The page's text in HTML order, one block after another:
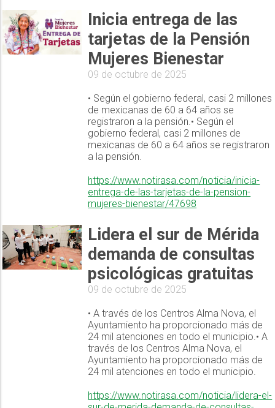
Inicia entrega de las
tarjetas de la Pensión
Mujeres Bienestar
09 de octubre de 2025
• Según el gobierno federal, casi 2 millones
de mexicanas de 60 a 64 años se
registraron a la pensión.• Según el
gobierno federal, casi 2 millones de
mexicanas de 60 a 64 años se registraron
a la pensión.
https://www.notirasa.com/noticia/inicia-
entrega-de-las-tarjetas-de-la-pension-
mujeres-bienestar/47698
Lidera el sur de Mérida
demanda de consultas
psicológicas gratuitas
09 de octubre de 2025
• A través de los Centros Alma Nova, el
Ayuntamiento ha proporcionado más de
24 mil atenciones en todo el municipio.• A
través de los Centros Alma Nova, el
Ayuntamiento ha proporcionado más de
24 mil atenciones en todo el municipio.
https://www.notirasa.com/noticia/lidera-el-